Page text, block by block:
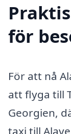
för
För att nå
att flyga till
Georgien,
taxi till